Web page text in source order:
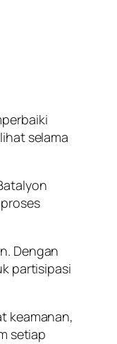
selama
Dengan
partisipasi
keamanan,
setiap